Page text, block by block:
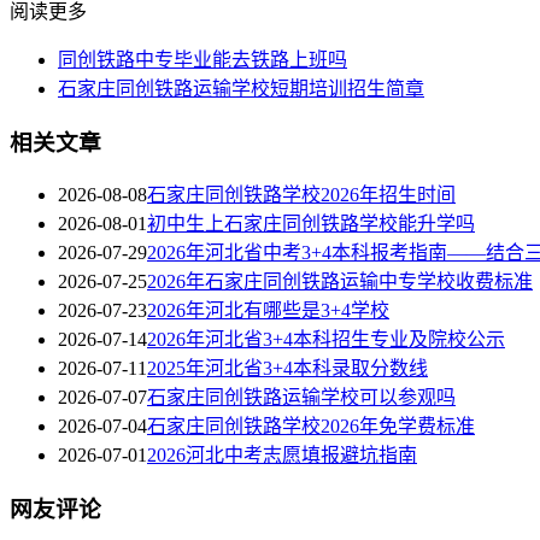
阅读更多
同创铁路中专毕业能去铁路上班吗
石家庄同创铁路运输学校短期培训招生简章
相关文章
2026-08-08石家庄同创铁路学校2026年招生时间
2026-08-01初中生上石家庄同创铁路学校能升学吗
2026-07-292026年河北省中考3+4本科报考指南——结合
2026-07-252026年石家庄同创铁路运输中专学校收费标准
2026-07-232026年河北有哪些是3+4学校
2026-07-142026年河北省3+4本科招生专业及院校公示
2026-07-11 2025年河北省3+4本科录取分数线
2026-07-07石家庄同创铁路运输学校可以参观吗
2026-07-04石家庄同创铁路学校2026年免学费标准
2026-07-01 2026河北中考志愿填报避坑指南
网友评论